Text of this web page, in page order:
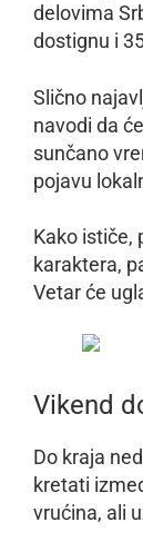
delovima
dostignu i
Slično
navodi da
sunčano
pojavu
Kako ističe,
karaktera,
Vetar će
Vikend
Do kraja
kretati
vrućina, ali